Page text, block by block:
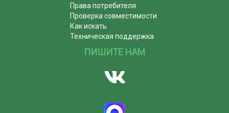
Права потребителя
Проверка совместимости
Как искать
Техническая поддержка
ПИШИТЕ НАМ